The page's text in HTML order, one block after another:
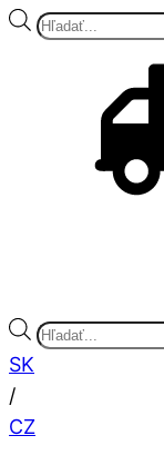
Products
Products
SK
/
CZ